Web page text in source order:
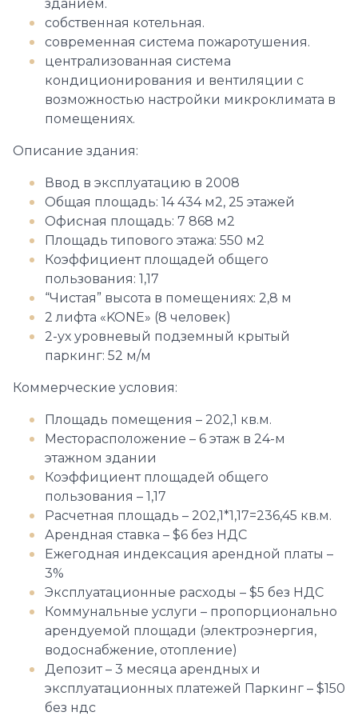
зданием.
собственная котельная.
современная система пожаротушения.
централизованная система
кондиционирования и вентиляции с
возможностью настройки микроклимата в
помещениях.
Описание здания:
Ввод в эксплуатацию в 2008
Общая площадь: 14 434 м2, 25 этажей
Офисная площадь: 7 868 м2
Площадь типового этажа: 550 м2
Коэффициент площадей общего
пользования: 1,17
“Чистая” высота в помещениях: 2,8 м
2 лифта «KONE» (8 человек)
2-ух уровневый подземный крытый
паркинг: 52 м/м
Коммерческие условия:
Площадь помещения – 202,1 кв.м.
Месторасположение – 6 этаж в 24-м
этажном здании
Коэффициент площадей общего
пользования – 1,17
Расчетная площадь – 202,1*1,17=236,45 кв.м.
Арендная ставка – $6 без НДС
Ежегодная индексация арендной платы –
3%
Эксплуатационные расходы – $5 без НДС
Коммунальные услуги – пропорционально
арендуемой площади (электроэнергия,
водоснабжение, отопление)
Депозит – 3 месяца арендных и
эксплуатационных платежей Паркинг – $150
без ндс